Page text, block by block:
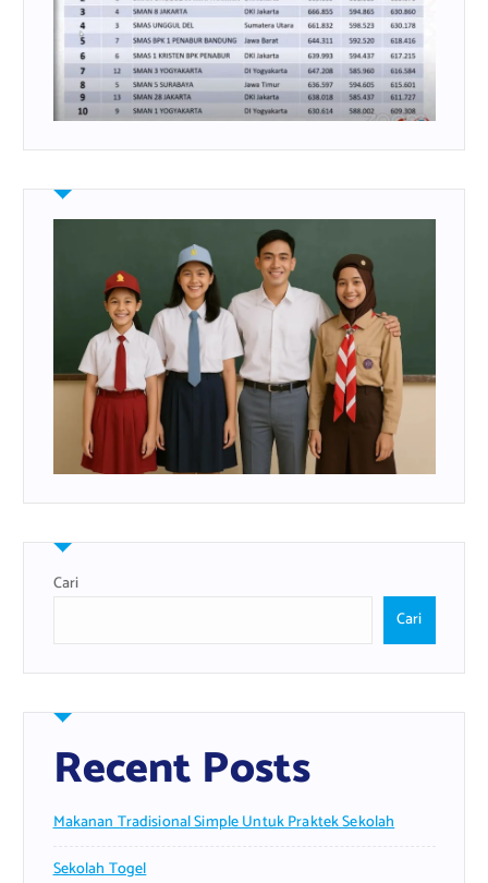
Cari
Cari
Recent Posts
Makanan Tradisional Simple Untuk Praktek Sekolah
Sekolah Togel